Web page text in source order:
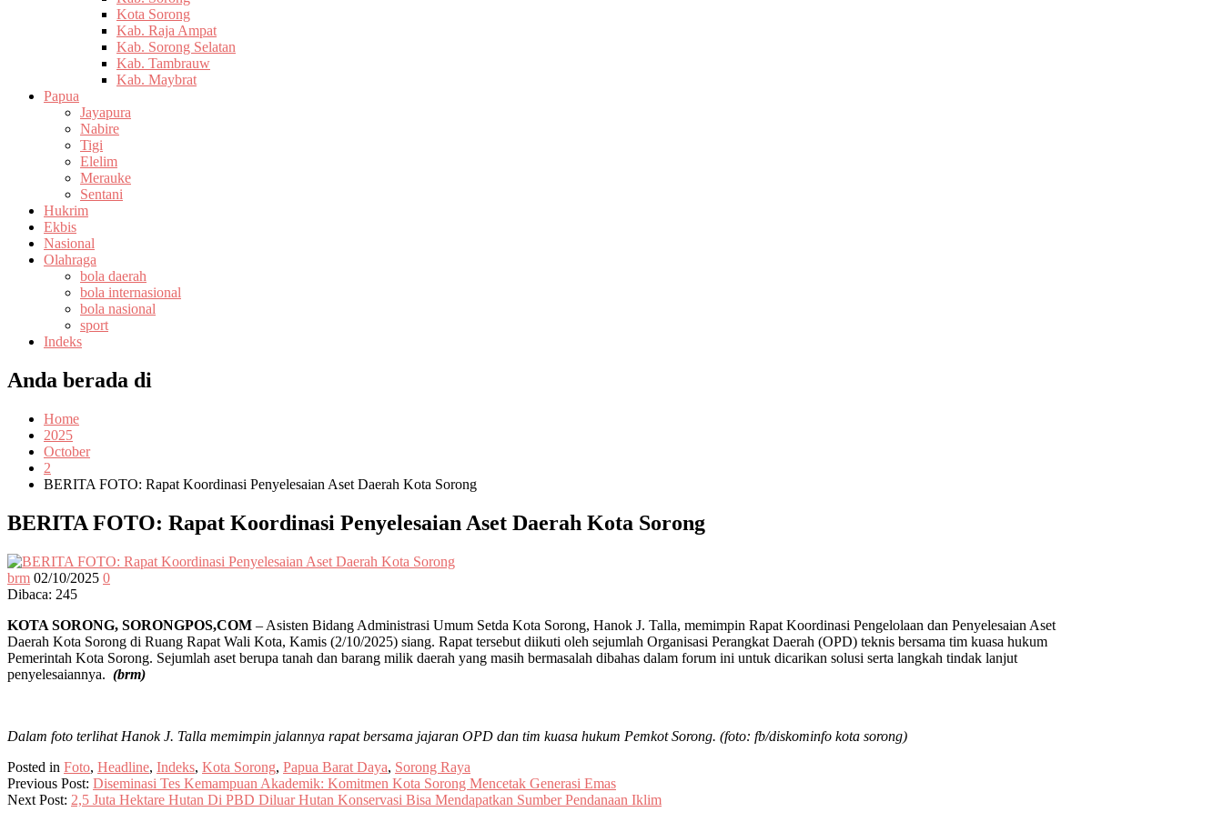
Kota Sorong
Kab. Raja Ampat
Kab. Sorong Selatan
Kab. Tambrauw
Kab. Maybrat
Papua
Jayapura
Nabire
Tigi
Elelim
Merauke
Sentani
Hukrim
Ekbis
Nasional
Olahraga
bola daerah
bola internasional
bola nasional
sport
Indeks
Anda berada di
Home
2025
October
2
BERITA FOTO: Rapat Koordinasi Penyelesaian Aset Daerah Kota Sorong
BERITA FOTO: Rapat Koordinasi Penyelesaian Aset Daerah Kota Sorong
brm 02/10/2025 0
Dibaca: 245
KOTA SORONG, SORONGPOS,COM – Asisten Bidang Administrasi Umum Setda Kota Sorong, Hanok J. Talla, memimpin Rapat Koordinasi Pengelolaan dan Penyelesaian Aset
Daerah Kota Sorong di Ruang Rapat Wali Kota, Kamis (2/10/2025) siang. Rapat tersebut diikuti oleh sejumlah Organisasi Perangkat Daerah (OPD) teknis bersama tim kuasa hukum
Pemerintah Kota Sorong. Sejumlah aset berupa tanah dan barang milik daerah yang masih bermasalah dibahas dalam forum ini untuk dicarikan solusi serta langkah tindak lanjut
penyelesaiannya. (brm)
Dalam foto terlihat Hanok J. Talla memimpin jalannya rapat bersama jajaran OPD dan tim kuasa hukum Pemkot Sorong. (foto: fb/diskominfo kota sorong)
Posted in Foto, Headline, Indeks, Kota Sorong, Papua Barat Daya, Sorong Raya
Previous Post: Diseminasi Tes Kemampuan Akademik: Komitmen Kota Sorong Mencetak Generasi Emas
Next Post: 2,5 Juta Hektare Hutan Di PBD Diluar Hutan Konservasi Bisa Mendapatkan Sumber Pendanaan Iklim